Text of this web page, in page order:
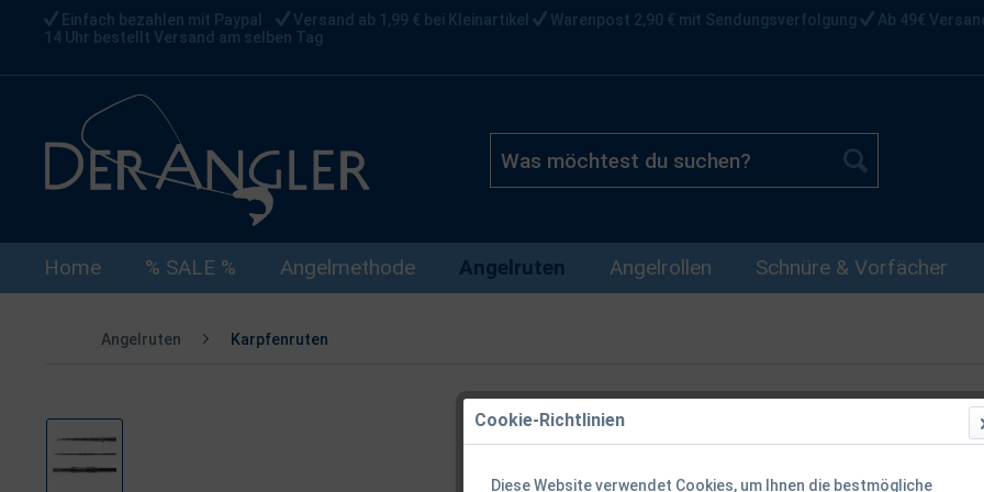
Einfach bezahlen mit Paypal Versand ab 1,99 € bei Kleinartikel Warenpost 2,90 € mit Sendungsverfolgung Ab 49€
14 Uhr bestellt Versand am selben Tag
Home % SALE % Angelmethode Angelruten Angelrollen Schnüre & Vorfächer
Angelruten Karpfenruten
Daiwa Black
3,0lbs 60-
Cookie-Richtlinien
Diese Website verwendet Cookies, um Ihnen die bestmögliche